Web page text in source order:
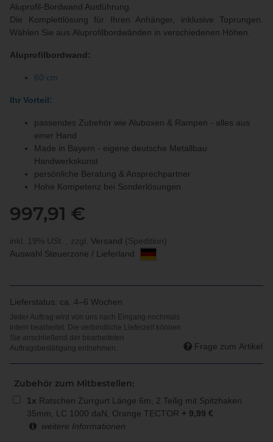
Aluprofil-Bordwand Ausführung.
Die Komplettlösung für Ihren Anhänger, inklusive Toprungen.
Wählen Sie aus Aluprofilbordwänden in verschiedenen Höhen.
Aluprofilbordwand:
60 cm
Ihr Vorteil:
passendes Zubehör wie Aluboxen & Rampen - alles aus
einer Hand
Made in Bayern - eigene deutsche Metallbau
Handwerkskunst
persönliche Beratung & Ansprechpartner
Hohe Kompetenz bei Sonderlösungen
997,91 €
inkl. 19% USt. , zzgl. Versand (Spedition)
Auswahl Steuerzone / Lieferland
Lieferstatus: ca. 4–6 Wochen
Frage zum Artikel
Zubehör zum Mitbestellen:
1 x Ratschen Zurrgurt Länge 6m, 2 Teilig mit Spitzhaken
35mm, LC 1000 daN, Orange TECTOR + 9,99 €
weitere Informationen